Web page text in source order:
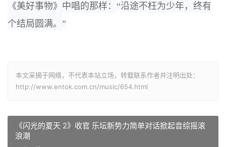
《美好事物》中唱的那样： “沿途不枉为少年， 终有
个结局圆满。 ”
本文采摘于网络，不代表本站立场，转载联系作者并注明出处：
http://www.entok.com.cn/music/654.html
《闪光的夏天 2》收官 乐坛新势力简单对话掀起音综摇滚
浪潮